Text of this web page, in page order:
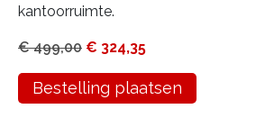
kantoorruimte.
€499,00 € 324,35
Bestelling plaatsen